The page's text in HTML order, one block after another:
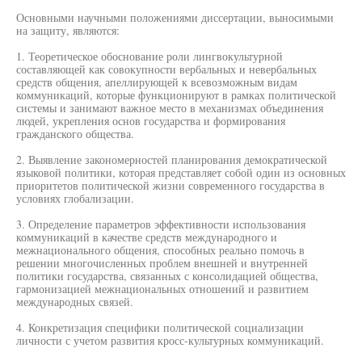
Основными научными положениями диссертации, выносимыми
на защиту, являются:
1. Теоретическое обоснование роли лингвокультурной
составляющей как совокупности вербальных и невербальных
средств общения, апеллирующей к всевозможным видам
коммуникаций, которые функционируют в рамках политической
системы и занимают важное место в механизмах объединения
людей, укрепления основ государства и формирования
гражданского общества.
2. Выявление закономерностей планирования демократической
языковой политики, которая представляет собой один из основных
приоритетов политической жизни современного государства в
условиях глобализации.
3. Определение параметров эффективности использования
коммуникаций в качестве средств международного и
межнационального общения, способных реально помочь в
решении многочисленных проблем внешней и внутренней
политики государства, связанных с консолидацией общества,
гармонизацией межнациональных отношений и развитием
международных связей.
4. Конкретизация специфики политической социализации
личности с учетом развития кросс-культурных коммуникаций.